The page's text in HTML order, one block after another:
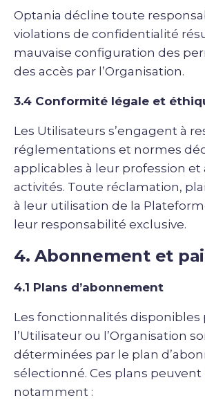
Optania décline toute
violations de confidentialité
mauvaise configuration des
des accès par l’Organisation.
3.4 Conformité légale et
Les Utilisateurs s’engagent à
réglementations et normes
applicables à leur profession et
activités. Toute réclamation,
à leur utilisation de la
leur responsabilité exclusive.
4. Abonnement et
4.1 Plans d’abonnement
Les fonctionnalités disponibles
l’Utilisateur ou l’Organisation
déterminées par le plan
sélectionné. Ces plans peuvent
notamment :